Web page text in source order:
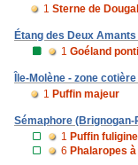
1 Sterne de Dougall
Étang des Deux
1 Goéland
Île-Molène - zone
1 Puffin majeur
Sémaphore (Brignogan-
1 Puffin
6 Phalaropes